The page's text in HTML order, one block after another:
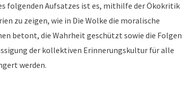
folgenden Aufsatzes ist es, mithilfe der Ökokritik
zu zeigen, wie in Die Wolke die moralische
betont, die Wahrheit geschützt sowie die Folgen
der kollektiven Erinnerungskultur für alle
werden.